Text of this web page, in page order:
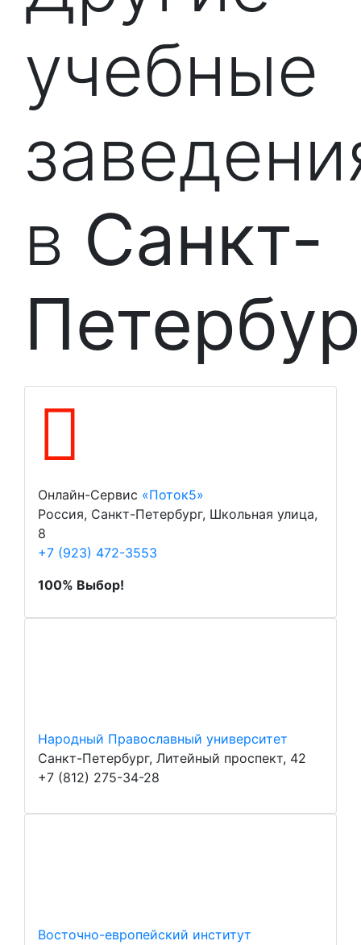
учебные
в Санкт-
Онлайн-Сервис «Поток5»
Россия, Санкт-Петербург, Школьная улица,
8
+7 (923) 472-3553
100% Выбор!
Народный Православный университет
Санкт-Петербург, Литейный проспект, 42
+7 (812) 275-34-28
Восточно-европейский институт